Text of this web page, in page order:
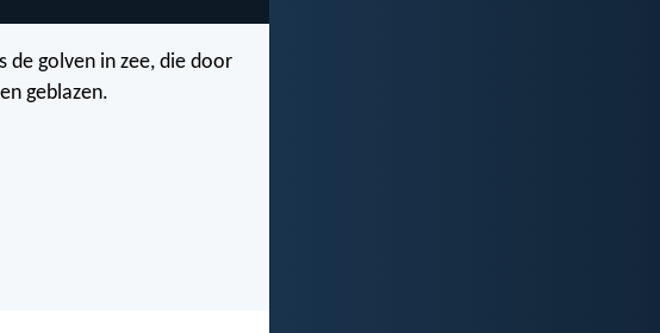
de golven in zee, die door
geblazen.